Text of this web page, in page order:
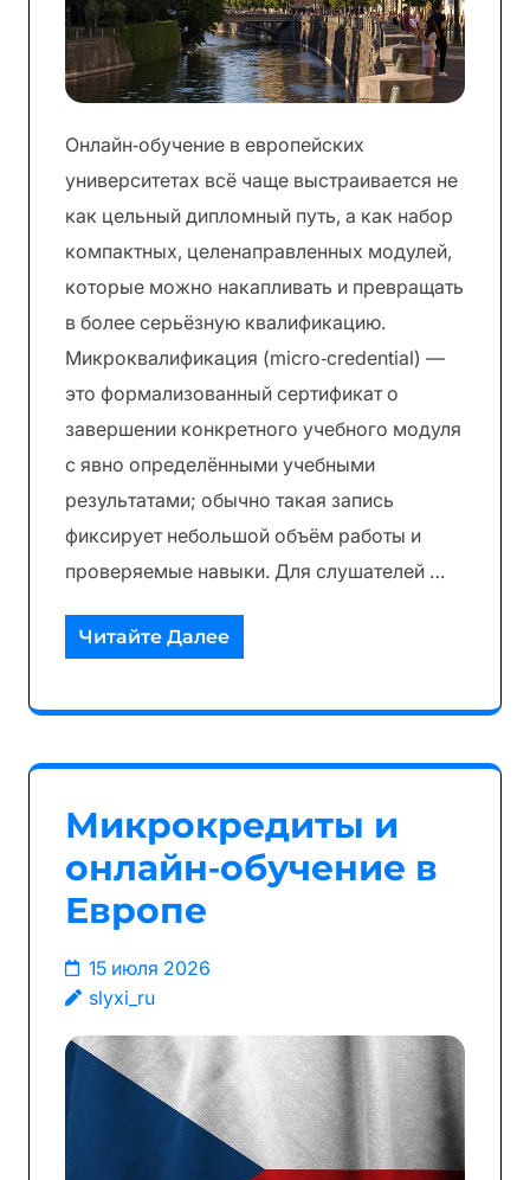
Онлайн‑обучение в европейских
университетах всё чаще выстраивается не
как цельный дипломный путь, а как набор
компактных, целенаправленных модулей,
которые можно накапливать и превращать
в более серьёзную квалификацию.
Микроквалификация (micro‑credential) —
это формализованный сертификат о
завершении конкретного учебного модуля
с явно определёнными учебными
результатами; обычно такая запись
фиксирует небольшой объём работы и
проверяемые навыки. Для слушателей …
Читайте Далее
Микрокредиты и
онлайн‑обучение в
Европе
15 июля 2026
slyxi_ru